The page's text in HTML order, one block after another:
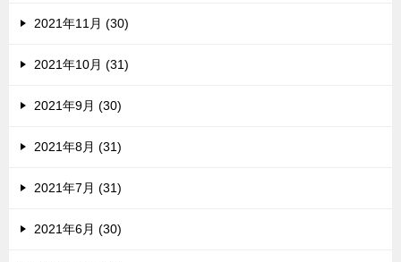
2021年11月 (30)
2021年10月 (31)
2021年9月 (30)
2021年8月 (31)
2021年7月 (31)
2021年6月 (30)